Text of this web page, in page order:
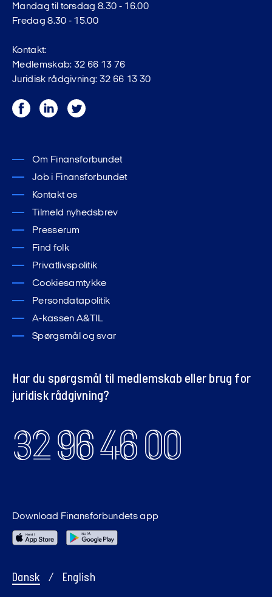
Mandag til torsdag 8.30 - 16.00
Fredag 8.30 - 15.00
Kontakt:
Medlemskab: 32 66 13 76
Juridisk rådgivning: 32 66 13 30
FacebookLinkedInTwitter
Om Finansforbundet
Job i Finansforbundet
Kontakt os
Tilmeld nyhedsbrev
Presserum
Find folk
Privatlivspolitik
Cookiesamtykke
Persondatapolitik
A-kassen A&TIL
Spørgsmål og svar
Har du spørgsmål til medlemskab eller brug for
juridisk rådgivning?
32 96 46 00
Dansk / English
Download Finansforbundets app